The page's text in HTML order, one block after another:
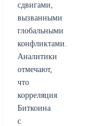
сдвигами,
вызванными
глобальными
конфликтами.
Аналитики
отмечают,
что
корреляция
Биткоина
с